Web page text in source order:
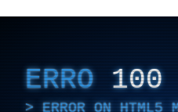
ERRO 100
ERROR ON HTML5